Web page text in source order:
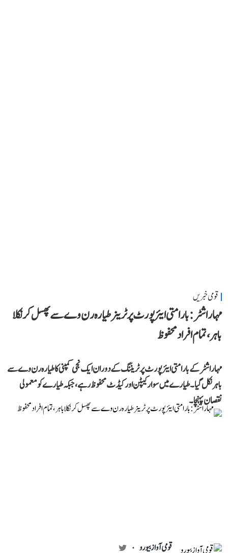
قومی خبریں
مہاراشٹر: بارامتی ایئرپورٹ پر ٹرینر طیارہ رن وے سے پھسل کر نکلا
باہر، تمام افراد محفوظ
مہاراشٹر کے بارامتی ایئرپورٹ پر ٹریننگ کے دوران ایک نجی کمپنی کا طیارہ رن وے سے
باہر نکل گیا۔ طیارے میں سوار کیپٹن اور کیڈٹ محفوظ رہے، جبکہ طیارے کو معمولی
نقصان پہنچا۔
قومی آواز بیورو